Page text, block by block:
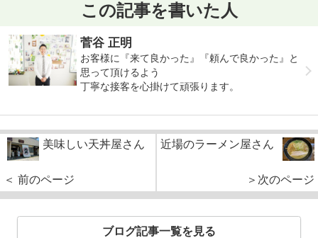
この記事を書いた人
菅谷 正明
お客様に『来て良かった』『頼んで良かった』と
思って頂けるよう
丁寧な接客を心掛けて頑張ります。
美味しい天丼屋さん
＜ 前のページ
近場のラーメン屋さん
＞次のページ
ブログ記事一覧を見る